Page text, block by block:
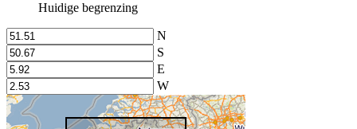
Huidige begrenzing
N
S
E
W